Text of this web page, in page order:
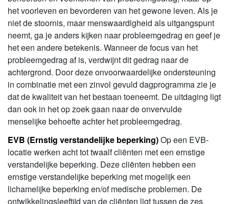
het voorleven en bevorderen van het gewone leven. Als je
niet de stoornis, maar menswaardigheid als uitgangspunt
neemt, ga je anders kijken naar probleemgedrag en geef je
het een andere betekenis. Wanneer de focus van het
probleemgedrag af is, verdwijnt dit gedrag naar de
achtergrond. Door deze onvoorwaardelijke ondersteuning
in combinatie met een zinvol gevuld dagprogramma zie je
dat de kwaliteit van het bestaan toeneemt. De uitdaging ligt
dan ook in het op zoek gaan naar de onvervulde
menselijke behoefte achter het probleemgedrag.
EVB (Ernstig verstandelijke beperking)Op een EVB-
locatie werken acht tot twaalf cliënten met een ernstige
verstandelijke beperking. Deze cliënten hebben een
ernstige verstandelijke beperking met mogelijk een
lichamelijke beperking en/of medische problemen. De
ontwikkelingsleeftijd van de cliënten ligt tussen de zes